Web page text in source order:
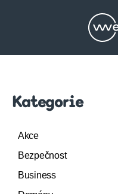
Kategorie
Akce
Bezpečnost
Business